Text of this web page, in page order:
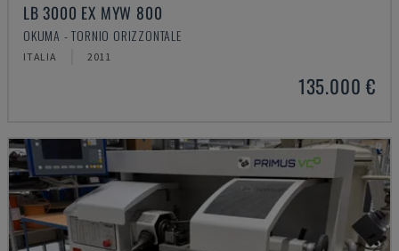
LB 3000 EX MYW 800
OKUMA - TORNIO ORIZZONTALE
ITALIA 2011
135.000 €